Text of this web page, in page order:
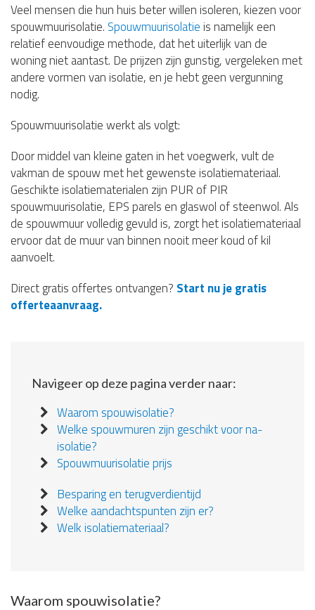
Veel mensen die hun huis beter willen isoleren, kiezen voor
spouwmuurisolatie. Spouwmuurisolatie is namelijk een
relatief eenvoudige methode, dat het uiterlijk van de
woning niet aantast. De prijzen zijn gunstig, vergeleken met
andere vormen van isolatie, en je hebt geen vergunning
nodig.
Spouwmuurisolatie werkt als volgt:
Door middel van kleine gaten in het voegwerk, vult de
vakman de spouw met het gewenste isolatiemateriaal.
Geschikte isolatiematerialen zijn PUR of PIR
spouwmuurisolatie, EPS parels en glaswol of steenwol. Als
de spouwmuur volledig gevuld is, zorgt het isolatiemateriaal
ervoor dat de muur van binnen nooit meer koud of kil
aanvoelt.
Direct gratis offertes ontvangen? Start nu je gratis
offerteaanvraag.
Navigeer op deze pagina verder naar:
Waarom spouwisolatie?
Welke spouwmuren zijn geschikt voor na-
isolatie?
Spouwmuurisolatie prijs
Besparing en terugverdientijd
Welke aandachtspunten zijn er?
Welk isolatiemateriaal?
Waarom spouwisolatie?